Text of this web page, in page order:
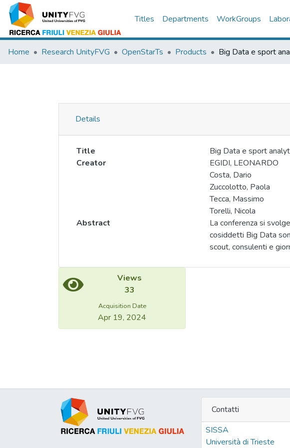
Titles Departments WorkGroups
Home Research UnityFVG OpenStarTs Products
Details
Title
Big Data e sport
Creator
EGIDI, LEONARDO
Costa, Dario
Zuccolotto, Paola
Tecca, Massimo
Torelli, Nicola
Abstract
La conferenza si
cosiddetti Big Data
scout, consulenti e
Views
33
Acquisition Date
Apr 19, 2024
Contatti
SISSA
Università di Trieste